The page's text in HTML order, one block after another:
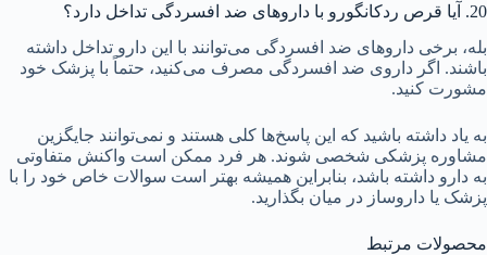
20. آیا قرص ردکانگورو با داروهای ضد افسردگی تداخل دارد؟
بله، برخی داروهای ضد افسردگی می‌توانند با این دارو تداخل داشته
باشند. اگر داروی ضد افسردگی مصرف می‌کنید، حتماً با پزشک خود
مشورت کنید.
به یاد داشته باشید که این پاسخ‌ها کلی هستند و نمی‌توانند جایگزین
مشاوره پزشکی شخصی شوند. هر فرد ممکن است واکنش متفاوتی
به دارو داشته باشد، بنابراین همیشه بهتر است سوالات خاص خود را با
پزشک یا داروساز در میان بگذارید.
محصولات مرتبط